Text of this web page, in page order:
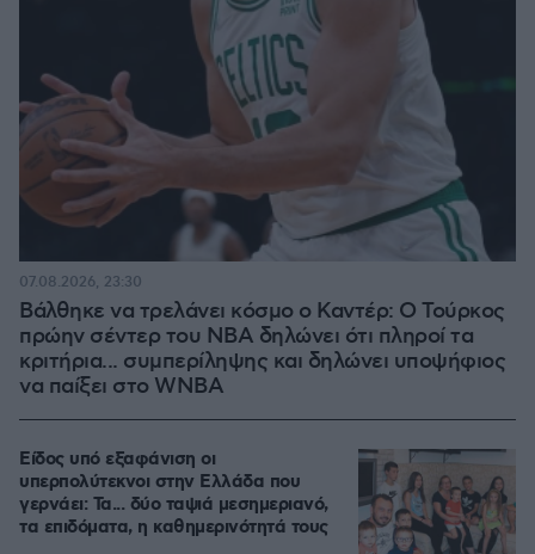
Βάλθηκε να τρελάνει κόσμο ο Καντέρ: Ο Τούρκος
πρώην σέντερ του NBA δηλώνει ότι πληροί τα
κριτήρια... συμπερίληψης και δηλώνει υποψήφιος
να παίξει στο WNBA
07.08.2026, 23:30
Είδος υπό εξαφάνιση οι
υπερπολύτεκνοι στην Ελλάδα που
γερνάει: Τα... δύο ταψιά μεσημεριανό,
τα επιδόματα, η καθημερινότητά τους